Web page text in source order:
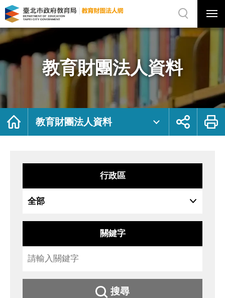
教
育
團
資
料
府
局
法
網
站
選
選
單
關
網
站
尋
教育財團法人資料
首
教育財團法人資料
展
鈕
列
行政區
關鍵字
搜尋